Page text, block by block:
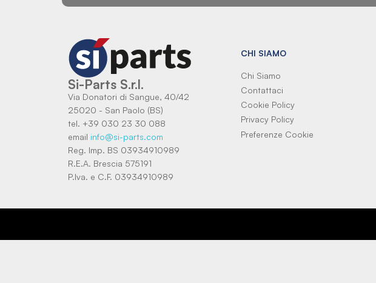
Si-Parts S.r.l.
Via Donatori di Sangue, 40/42
25020 - San Paolo (BS)
tel. +39 030 23 30 088
email info@si-parts.com
Reg. Imp. BS 03934910989
R.E.A. Brescia 575191
P.Iva. e C.F. 03934910989
CHI SIAMO
Chi Siamo
Contattaci
Cookie Policy
Privacy Policy
Preferenze Cookie